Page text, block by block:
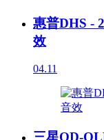
惠普DHS -
效
04.11
三星QD-